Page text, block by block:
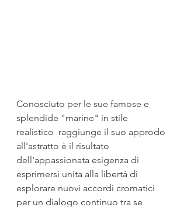
Conosciuto per le sue famose e
splendide "marine" in stile
realistico  raggiunge il suo approdo
all'astratto è il risultato
dell'appassionata esigenza di
esprimersi unita alla libertà di
esplorare nuovi accordi cromatici
per un dialogo continuo tra se